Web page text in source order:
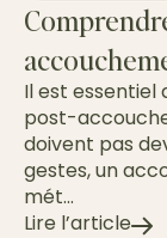
Il est essentiel
post-
doivent pas
gestes, un
mét...
Lire l’article